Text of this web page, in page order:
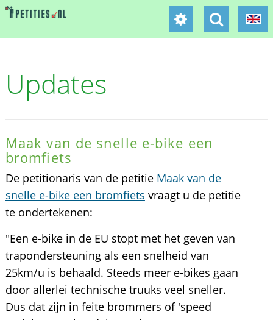
Updates
Maak van de snelle e-bike een
bromfiets
De petitionaris van de petitie Maak van de
snelle e-bike een bromfiets vraagt u de petitie
te ondertekenen:
"Een e-bike in de EU stopt met het geven van
trapondersteuning als een snelheid van
25km/u is behaald. Steeds meer e-bikes gaan
door allerlei technische truuks veel sneller.
Dus dat zijn in feite brommers of 'speed